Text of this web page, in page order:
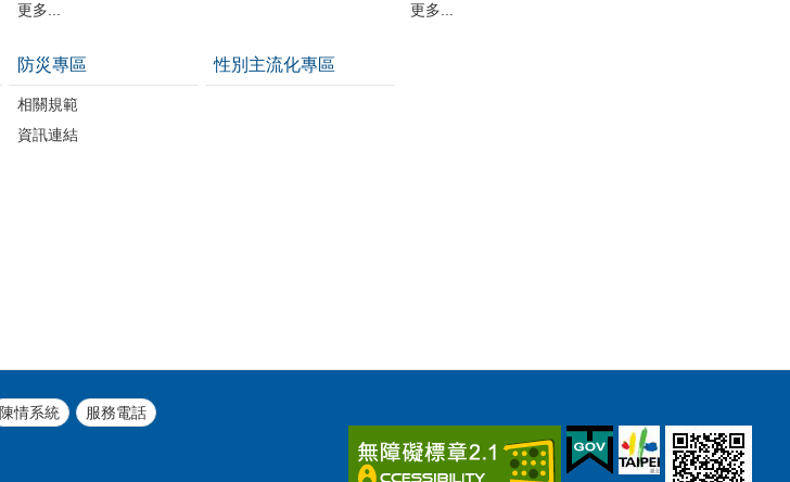
更多...
更多...
防災專區
相關規範
資訊連結
性別主流化專區
陳情系統 服務電話